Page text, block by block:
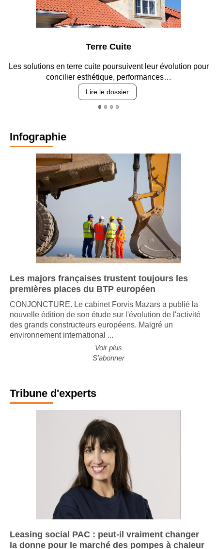
Terre Cuite
en terre cuite poursuivent leur évolution pour
concilier esthétique, performances…
Lire le dossier
Infographie
Les majors françaises trustent toujours les
premières places du BTP européen
CONJONCTURE. Le cabinet Forvis Mazars a publié la
nouvelle édition de son étude sur l'évolution de l'activité
des grands constructeurs européens. Malgré un
environnement international ...
Voir plus
S'abonner
Tribune d'experts
Leasing social PAC : peut-il vraiment changer
la donne pour le marché des pompes à chaleur